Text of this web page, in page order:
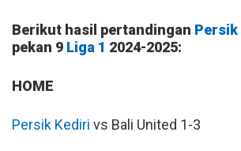
Berikut hasil pertandingan Persik
pekan 9 Liga 1 2024-2025:
HOME
Persik Kediri vs Bali United 1-3